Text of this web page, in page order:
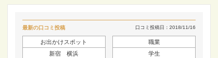
最新の口コミ投稿 口コミ投稿日：2018/11/16
お出かけスポット
新宿 横浜
職業
学生